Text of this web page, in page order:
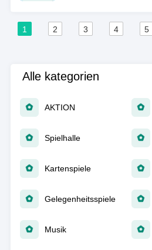
1 2 3 4 5
Alle kategorien
AKTION
Spielhalle
Kartenspiele
Gelegenheitsspiele
Musik